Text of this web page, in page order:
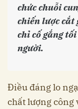
chức chuỗi
chiến lược cắt
chỉ cố gắng
người.
Điều đáng lo
chất lượng công